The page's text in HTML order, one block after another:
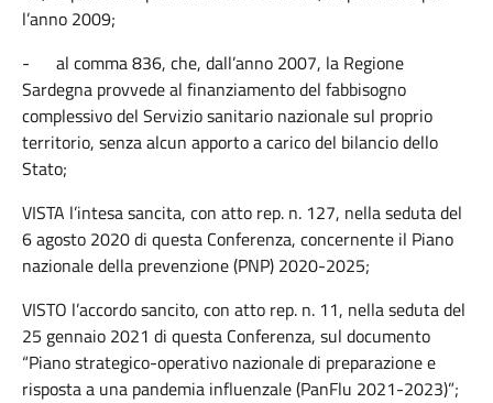
l’anno 2009;
- al comma 836, che, dall’anno 2007, la Regione
Sardegna provvede al finanziamento del fabbisogno
complessivo del Servizio sanitario nazionale sul proprio
territorio, senza alcun apporto a carico del bilancio dello
Stato;
VISTA l’intesa sancita, con atto rep. n. 127, nella seduta del
6 agosto 2020 di questa Conferenza, concernente il Piano
nazionale della prevenzione (PNP) 2020-2025;
VISTO l’accordo sancito, con atto rep. n. 11, nella seduta del
25 gennaio 2021 di questa Conferenza, sul documento
“Piano strategico-operativo nazionale di preparazione e
risposta a una pandemia influenzale (PanFlu 2021-2023)”;